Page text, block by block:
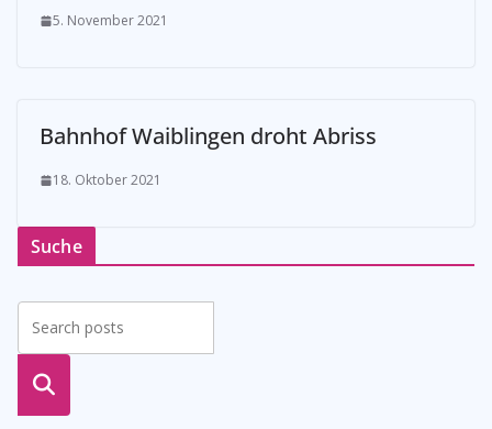
5. November 2021
Bahnhof Waiblingen droht Abriss
18. Oktober 2021
Suche
suche